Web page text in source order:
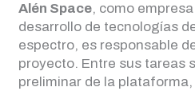
Alén Space, como
desarrollo de tecnologías
espectro, es responsable
proyecto. Entre sus tareas
preliminar de la plataforma,